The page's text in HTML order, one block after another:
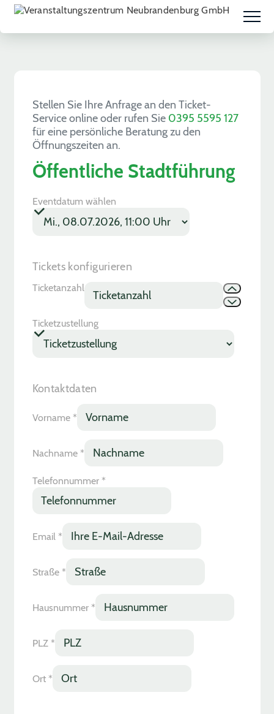
Stellen Sie Ihre Anfrage an den Ticket-
Service online oder rufen Sie 0395 5595 127
für eine persönliche Beratung zu den
Öffnungszeiten an.
Öffentliche Stadtführung
Eventdatum wählen
Tickets konfigurieren
PLZ
Checkboxes
Ticketanzahl
Ticketzustellung
Kontaktdaten
Vorname *
Nachname *
Telefonnummer *
Email *
Straße *
Hausnummer *
PLZ *
Ort *